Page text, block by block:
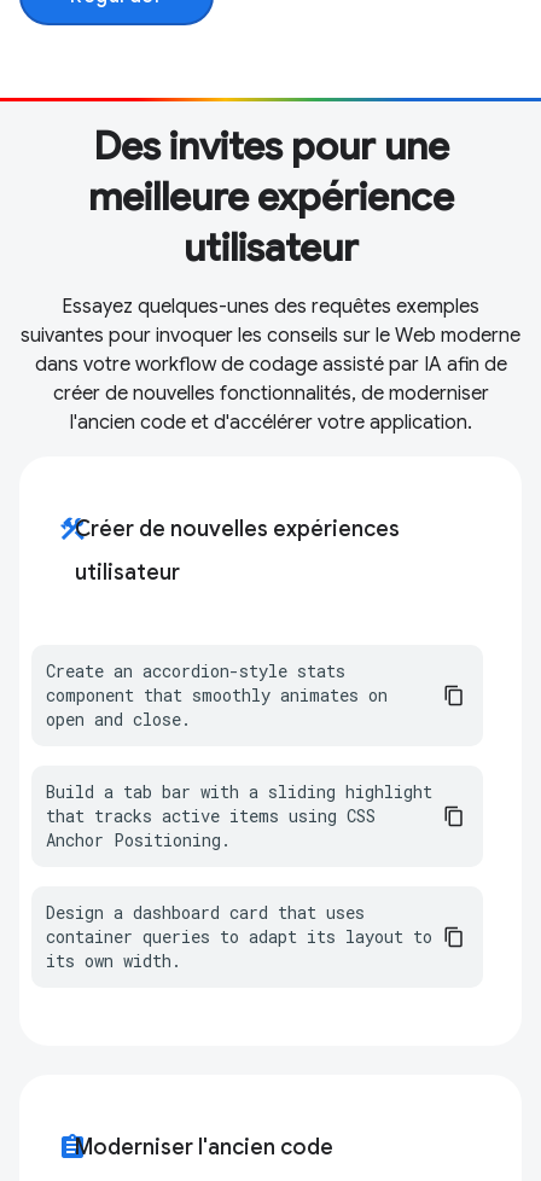
Des invites pour une
meilleure expérience
utilisateur
Essayez quelques-unes des requêtes exemples
suivantes pour invoquer les conseils sur le Web moderne
dans votre workflow de codage assisté par IA afin de
créer de nouvelles fonctionnalités, de moderniser
l'ancien code et d'accélérer votre application.
constructionCréer de nouvelles expériences
utilisateur
Create an accordion-style stats
component that smoothly animates on
open and close.
Build a tab bar with a sliding highlight
that tracks active items using CSS
Anchor Positioning.
Design a dashboard card that uses
container queries to adapt its layout to
its own width.
assignmentModerniser l'ancien code